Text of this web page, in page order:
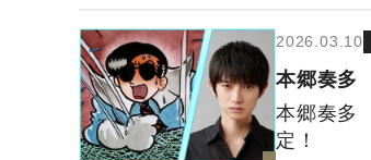
2026.03.10
本郷奏多
本郷奏多
定！